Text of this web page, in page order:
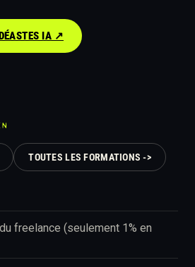
IA ↗︎
TOUTES LES FORMATIONS ->
freelance (seulement 1% en